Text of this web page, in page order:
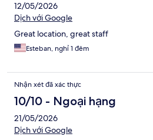
12/05/2026
Dịch với Google
Great location, great staff
Esteban, nghỉ 1 đêm
Nhận xét đã xác thực
10/10 - Ngoại hạng
21/05/2026
Dịch với Google